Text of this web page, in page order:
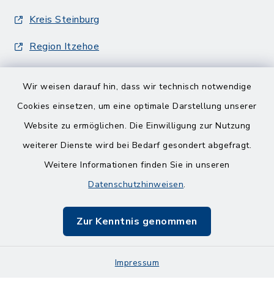
Wir weisen darauf hin, dass wir technisch notwendige
Cookies einsetzen, um eine optimale Darstellung unserer
Website zu ermöglichen. Die Einwilligung zur Nutzung
weiterer Dienste wird bei Bedarf gesondert abgefragt.
Weitere Informationen finden Sie in unseren
Datenschutzhinweisen.
Zur Kenntnis genommen
Impressum
Kreis Steinburg
Region Itzehoe
Barrierefreiheit
Impressum
Sitemap